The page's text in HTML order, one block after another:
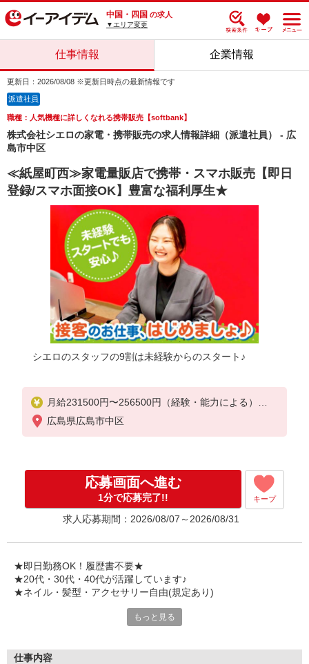
中国・四国 の求人
▼エリア変更
仕事情報 企業情報
更新日：2026/08/08 ※更新日時点の最新情報です
派遣社員
職種：人気機種に詳しくなれる携帯販売【softbank】
株式会社シエロの家電・携帯販売の求人情報詳細（派遣社員） - 広
島市中区
≪紙屋町西≫家電量販店で携帯・スマホ販売【即日
登録/スマホ面接OK】豊富な福利厚生★
シエロのスタッフの9割は未経験からのスタート♪
月給231500円〜256500円（経験・能力による）
※上記金額に時間外手当/インセンティブが加算・賞
与あり・時間外手当あり（平均残業時間：10h/月）
★交通費別途支給（規定あり）
゜+゜・。○。・゜+゜・。○。・゜+゜
入社祝い金10万円支給(規定有)
インセンティブ支給(規定有)
゜・。○。・゜+゜・。○。・゜+゜
広島県広島市中区
応募画面へ進む
1分で応募完了!! キープ
求人応募期間：2026/08/07～2026/08/31
★即日勤務OK！履歴書不要★
★20代・30代・40代が活躍しています♪
★ネイル・髪型・アクセサリー自由(規定あり)
シエロのスタッフは9割が未経験スタート。
ずっと先まで役に立ちます！
もっと見る
仕事内容